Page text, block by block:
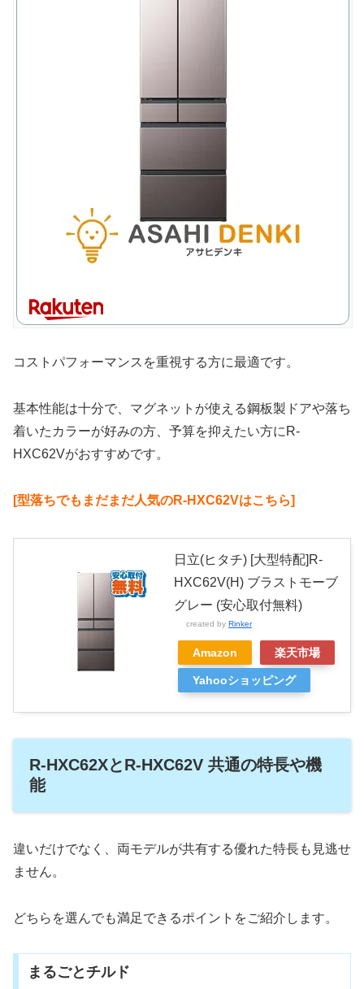
コストパフォーマンスを重視する方に最適です。
基本性能は十分で、マグネットが使える鋼板製ドアや落ち
着いたカラーが好みの方、予算を抑えたい方にR-
HXC62Vがおすすめです。
[型落ちでもまだまだ人気のR-HXC62Vはこちら]
日立(ヒタチ) [大型特配]R-
HXC62V(H) ブラストモーブ
グレー (安心取付無料)
created by Rinker
Amazon 楽天市場
Yahooショッピング
R-HXC62XとR-HXC62V 共通の特長や機
能
違いだけでなく、両モデルが共有する優れた特長も見逃せ
ません。
どちらを選んでも満足できるポイントをご紹介します。
まるごとチルド